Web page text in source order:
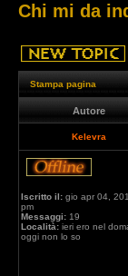
Chi mi da
Stampa pagina
Autore
Kelevra
Iscritto il: gio apr 04,
pm
Messaggi: 19
Località: ieri ero nel
oggi non lo so